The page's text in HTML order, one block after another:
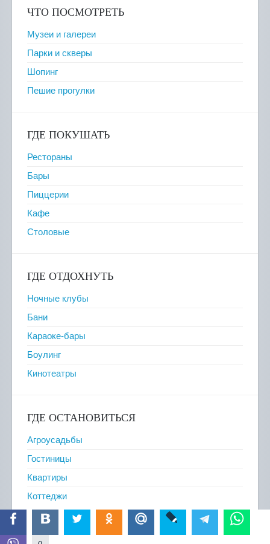
ЧТО ПОСМОТРЕТЬ
Музеи и галереи
Парки и скверы
Шопинг
Пешие прогулки
ГДЕ ПОКУШАТЬ
Рестораны
Бары
Пиццерии
Кафе
Столовые
ГДЕ ОТДОХНУТЬ
Ночные клубы
Бани
Караоке-бары
Боулинг
Кинотеатры
ГДЕ ОСТАНОВИТЬСЯ
Агроусадьбы
Гостиницы
Квартиры
Коттеджи